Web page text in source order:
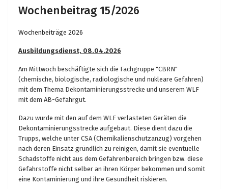
Wochenbeitrag 15/2026
Wochenbeiträge 2026
Ausbildungsdienst, 08.04.2026
Am Mittwoch beschäftigte sich die Fachgruppe "CBRN"
(chemische, biologische, radiologische und nukleare Gefahren)
mit dem Thema Dekontaminierungsstrecke und unserem WLF
mit dem AB-Gefahrgut.
Dazu wurde mit den auf dem WLF verlasteten Geräten die
Dekontaminierungsstrecke aufgebaut. Diese dient dazu die
Trupps, welche unter CSA (Chemikalienschutzanzug) vorgehen
nach deren Einsatz gründlich zu reinigen, damit sie eventuelle
Schadstoffe nicht aus dem Gefahrenbereich bringen bzw. diese
Gefahrstoffe nicht selber an ihren Körper bekommen und somit
eine Kontaminierung und ihre Gesundheit riskieren.